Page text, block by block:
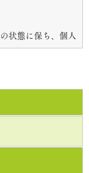
状態に保ち、個人
制の整備・社員教
らのご連絡や業務
ールや資料のご送